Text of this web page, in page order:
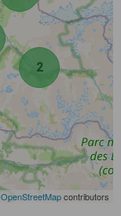
2
OpenStreetMapcontributors